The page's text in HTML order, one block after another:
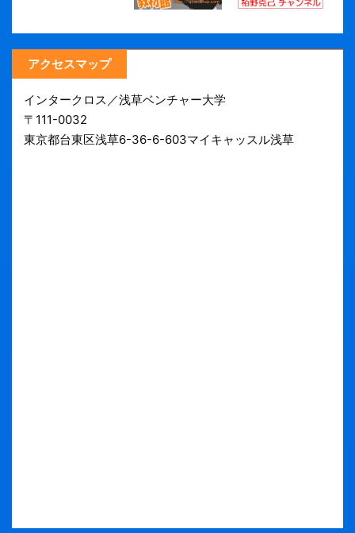
アクセスマップ
インタークロス／浅草ベンチャー大学
〒111-0032
東京都台東区浅草6-36-6-603マイキャッスル浅草